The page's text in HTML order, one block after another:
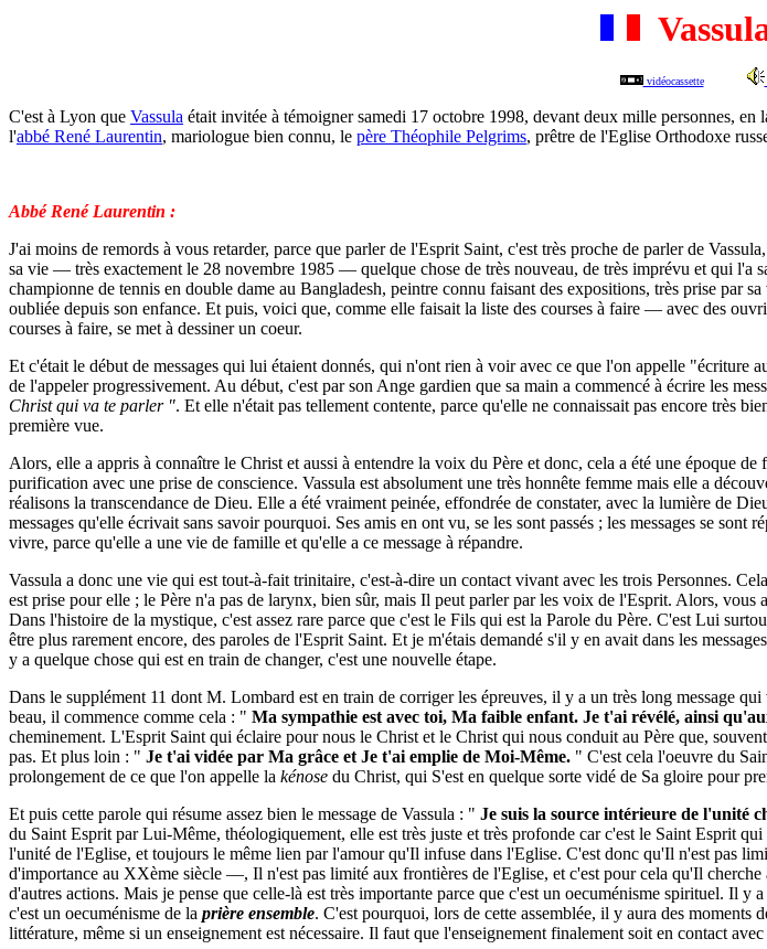
vidéocassette
C'est à Lyon que Vassula était invitée à témoigner samedi 17 octobre 1998, devant deux mille personnes,
l'abbé René Laurentin, mariologue bien connu, le père Théophile Pelgrims, prêtre de l'Eglise Orthodoxe
Abbé René Laurentin :
J'ai moins de remords à vous retarder, parce que parler de l'Esprit Saint, c'est très proche de parler de
sa vie — très exactement le 28 novembre 1985 — quelque chose de très nouveau, de très imprévu et qui l'a
championne de tennis en double dame au Bangladesh, peintre connu faisant des expositions, très prise par
oubliée depuis son enfance. Et puis, voici que, comme elle faisait la liste des courses à faire — avec des
courses à faire, se met à dessiner un coeur.
Et c'était le début de messages qui lui étaient donnés, qui n'ont rien à voir avec ce que l'on appelle
de l'appeler progressivement. Au début, c'est par son Ange gardien que sa main a commencé à écrire les
Christ qui va te parler ". Et elle n'était pas tellement contente, parce qu'elle ne connaissait pas encore très
première vue.
Alors, elle a appris à connaître le Christ et aussi à entendre la voix du Père et donc, cela a été une époque
purification avec une prise de conscience. Vassula est absolument une très honnête femme mais elle a
réalisons la transcendance de Dieu. Elle a été vraiment peinée, effondrée de constater, avec la lumière de
messages qu'elle écrivait sans savoir pourquoi. Ses amis en ont vu, se les sont passés ; les messages se
vivre, parce qu'elle a une vie de famille et qu'elle a ce message à répandre.
Vassula a donc une vie qui est tout-à-fait trinitaire, c'est-à-dire un contact vivant avec les trois Personnes.
est prise pour elle ; le Père n'a pas de larynx, bien sûr, mais Il peut parler par les voix de l'Esprit. Alors,
Dans l'histoire de la mystique, c'est assez rare parce que c'est le Fils qui est la Parole du Père. C'est Lui
être plus rarement encore, des paroles de l'Esprit Saint. Et je m'étais demandé s'il y en avait dans les
y a quelque chose qui est en train de changer, c'est une nouvelle étape.
Dans le supplément 11 dont M. Lombard est en train de corriger les épreuves, il y a un très long message
beau, il commence comme cela : " Ma sympathie est avec toi, Ma faible enfant. Je t'ai révélé, ainsi
cheminement. L'Esprit Saint qui éclaire pour nous le Christ et le Christ qui nous conduit au Père que,
pas. Et plus loin : " Je t'ai vidée par Ma grâce et Je t'ai emplie de Moi-Même. " C'est cela l'oeuvre du
prolongement de ce que l'on appelle la kénose du Christ, qui S'est en quelque sorte vidé de Sa gloire pour
Et puis cette parole qui résume assez bien le message de Vassula : " Je suis la source intérieure de l'unité
du Saint Esprit par Lui-Même, théologiquement, elle est très juste et très profonde car c'est le Saint Esprit
l'unité de l'Eglise, et toujours le même lien par l'amour qu'Il infuse dans l'Eglise. C'est donc qu'Il n'est pas
d'importance au XXème siècle —, Il n'est pas limité aux frontières de l'Eglise, et c'est pour cela qu'Il
d'autres actions. Mais je pense que celle-là est très importante parce que c'est un oecuménisme spirituel. Il
c'est un oecuménisme de la prière ensemble. C'est pourquoi, lors de cette assemblée, il y aura des moments
littérature, même si un enseignement est nécessaire. Il faut que l'enseignement finalement soit en contact